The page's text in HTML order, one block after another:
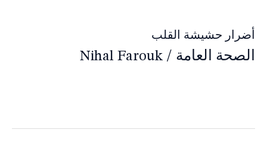
أضرار حشيشة القلب
الصحة العامة /
Nihal Farouk